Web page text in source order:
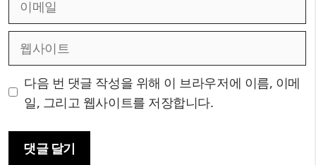
트
다음 번 댓글 작성을 위해 이 브라우저에 이름, 이메
일, 그리고 웹사이트를 저장합니다.